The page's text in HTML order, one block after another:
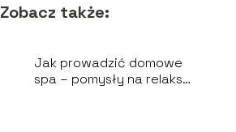
Zobacz także:
Jak prowadzić domowe
spa – pomysły na relaks